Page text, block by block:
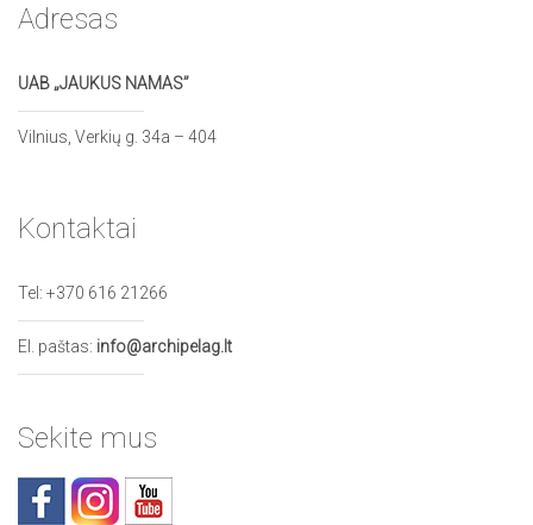
Adresas
UAB „JAUKUS NAMAS”
Vilnius, Verkių g. 34a – 404
Kontaktai
Tel: +370 616 21266
El. paštas: info@archipelag.lt
Sekite mus